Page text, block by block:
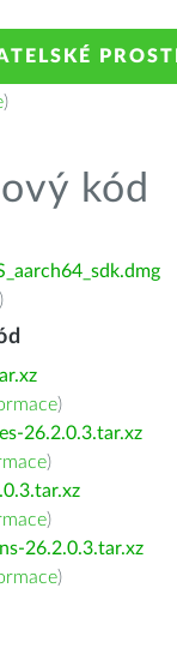
)
kód
)
)
26.2.0.3.tar.xz
)
)
26.2.0.3.tar.xz
)